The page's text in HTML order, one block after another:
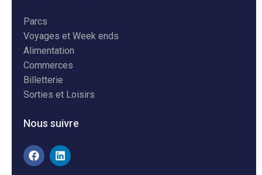
Parcs
Voyages et Week ends
Alimentation
Commerces
Billetterie
Sorties et Loisirs
Nous suivre